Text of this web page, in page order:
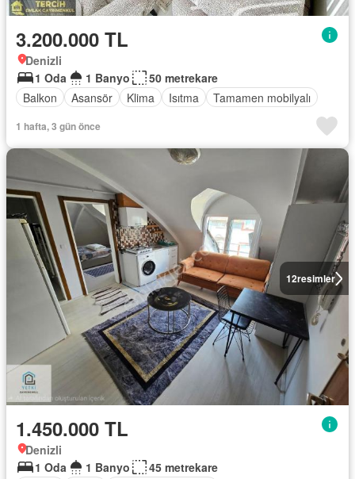
3.200.000 TL
Denizli
1 Oda
1 Banyo
50 metrekare
Balkon
Asansör Klima Isıtma Tamamen mobilyalı
1 hafta, 3 gün önce
12resimler
1.450.000 TL
Denizli
1 Oda
1 Banyo
45 metrekare